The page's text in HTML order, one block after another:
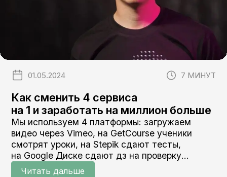
01.05.2024 7 МИНУТ
Как сменить 4 сервиса
на 1 и заработать на миллион больше
Мы используем 4 платформы: загружаем
видео через Vimeo, на GetCourse ученики
смотрят уроки, на Stepik сдают тесты,
на Google Диске сдают дз на проверку
преподавателям
Читать дальше